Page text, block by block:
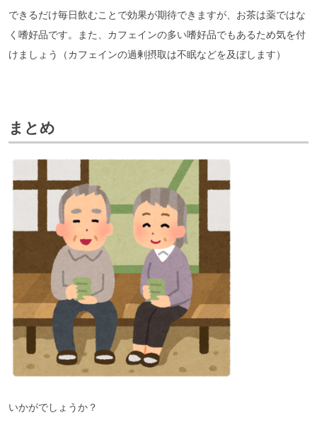
できるだけ毎日飲むことで効果が期待できますが、お茶は薬ではな
く嗜好品です。また、カフェインの多い嗜好品でもあるため気を付
けましょう（カフェインの過剰摂取は不眠などを及ぼします）
まとめ
いかがでしょうか？